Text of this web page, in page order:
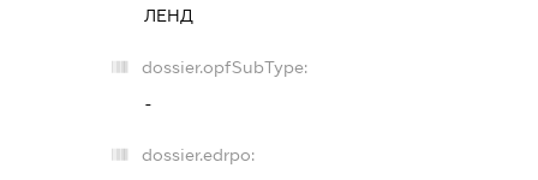
ЛЕНД
dossier.opfSubType:
-
dossier.edrpo: